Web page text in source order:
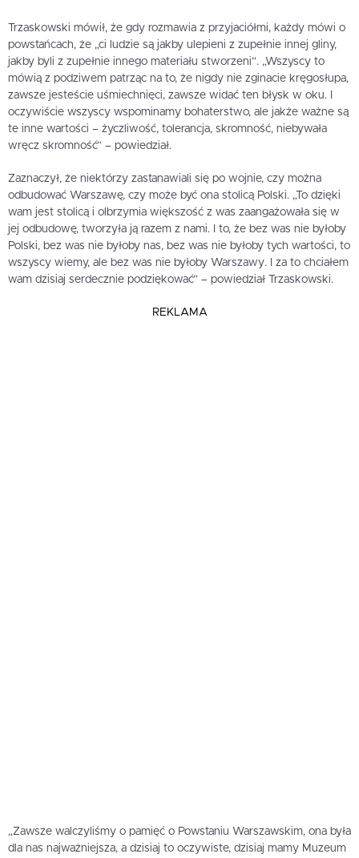
Trzaskowski mówił, że gdy rozmawia z przyjaciółmi, każdy mówi o
powstańcach, że „ci ludzie są jakby ulepieni z zupełnie innej gliny,
jakby byli z zupełnie innego materiału stworzeni”. „Wszyscy to
mówią z podziwem patrząc na to, że nigdy nie zginacie kręgosłupa,
zawsze jesteście uśmiechnięci, zawsze widać ten błysk w oku. I
oczywiście wszyscy wspominamy bohaterstwo, ale jakże ważne są
te inne wartości – życzliwość, tolerancja, skromność, niebywała
wręcz skromność” – powiedział.
Zaznaczył, że niektórzy zastanawiali się po wojnie, czy można
odbudować Warszawę, czy może być ona stolicą Polski. „To dzięki
wam jest stolicą i olbrzymia większość z was zaangażowała się w
jej odbudowę, tworzyła ją razem z nami. I to, że bez was nie byłoby
Polski, bez was nie byłoby nas, bez was nie byłoby tych wartości, to
wszyscy wiemy, ale bez was nie byłoby Warszawy. I za to chciałem
wam dzisiaj serdecznie podziękować” – powiedział Trzaskowski.
REKLAMA
„Zawsze walczyliśmy o pamięć o Powstaniu Warszawskim, ona była
dla nas najważniejsza, a dzisiaj to oczywiste, dzisiaj mamy Muzeum